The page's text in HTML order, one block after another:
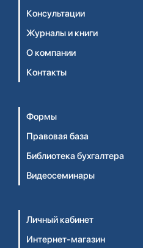
Консультации
Журналы и книги
О компании
Контакты
Формы
Правовая база
Библиотека бухгалтера
Видеосеминары
Личный кабинет
Интернет-магазин